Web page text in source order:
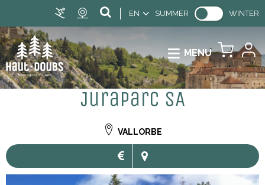
EN SUMMER WINTER
MENU
Juraparc SA
VALLORBE